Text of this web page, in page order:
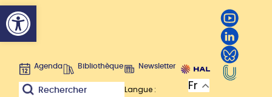
Ouvrir la barre d’outils
Agenda Bibliothèque Newsletter
Rechercher Langue : Fr